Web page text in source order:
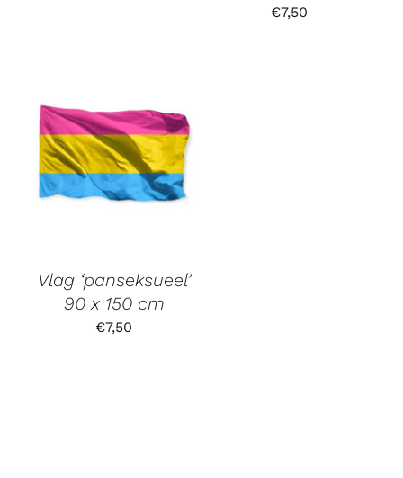
€7,50
Vlag ‘panseksueel’
90 x 150 cm
€7,50